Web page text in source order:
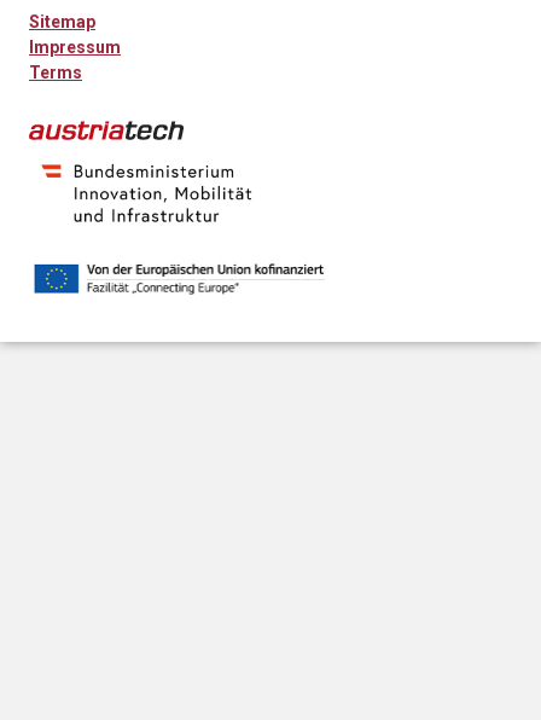
Sitemap
Impressum
Terms